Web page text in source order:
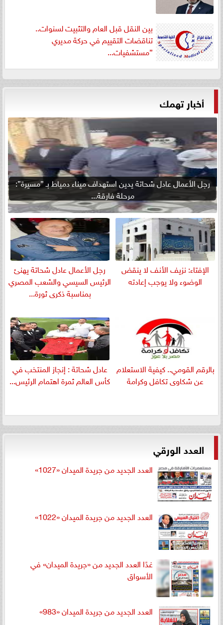
بين النقل قبل العام والتثبيت لسنوات..
تناقضات التقييم في حركة مديري
”مستشفيات...
أخبار تهمك
رجل الأعمال عادل شحاتة يدين استهداف ميناء دمياط بـ ”مسيرة”:
مرحلة فارقة...
الإفتاء: نزيف الأنف لا ينقض
الوضوء ولا يوجب إعادته
رجل الأعمال عادل شحاتة يهنئ
الرئيس السيسي والشعب المصري
بمناسبة ذكرى ثورة...
بالرقم القومي.. كيفية الاستعلام
عن شكاوى تكافل وكرامة
عادل شحاتة : إنجاز المنتخب في
كأس العالم ثمرة اهتمام الرئيس...
العدد الورقي
العدد الجديد من جريدة الميدان «1027»
العدد الجديد من جريدة الميدان «1022»
غدًا العدد الجديد من «جريدة الميدان» في
الأسواق
العدد الجديد من جريدة الميدان «983»